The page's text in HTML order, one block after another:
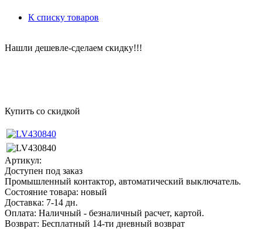
К списку товаров
Нашли дешевле-сделаем скидку!!!
Купить со скидкой
Артикул:
Доступен под заказ
Промышленный контактор, автоматический выключатель.
Состояние товара: новый
Доставка: 7-14 дн.
Оплата: Наличный - безналичный расчет, картой.
Возврат: Бесплатный 14-ти дневный возврат